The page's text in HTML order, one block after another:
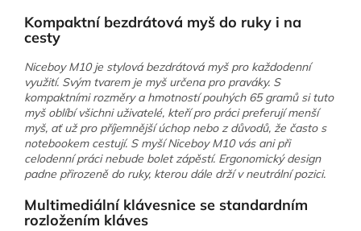
Kompaktní bezdrátová myš do ruky i na
cesty
Niceboy M10 je stylová bezdrátová myš pro každodenní
využití. Svým tvarem je myš určena pro praváky. S
kompaktními rozměry a hmotností pouhých 65 gramů si tuto
myš oblíbí všichni uživatelé, kteří pro práci preferují menší
myš, ať už pro příjemnější úchop nebo z důvodů, že často s
notebookem cestují. S myší Niceboy M10 vás ani při
celodenní práci nebude bolet zápěstí. Ergonomický design
padne přirozeně do ruky, kterou dále drží v neutrální pozici.
Multimediální klávesnice se standardním
rozložením kláves